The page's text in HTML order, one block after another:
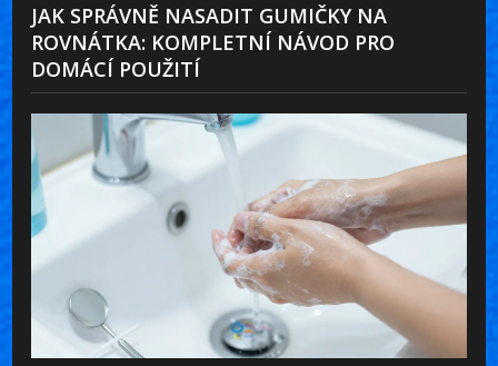
JAK SPRÁVNĚ NASADIT GUMIČKY NA
ROVNÁTKA: KOMPLETNÍ NÁVOD PRO
DOMÁCÍ POUŽITÍ